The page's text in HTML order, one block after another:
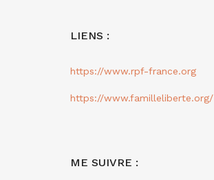
LIENS :
https://www.rpf-france.org
https://www.familleliberte.org/
ME SUIVRE :